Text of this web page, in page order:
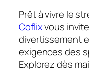
Prêt à vivre le
Coflixvous
divertissement
exigences des
Explorez dès